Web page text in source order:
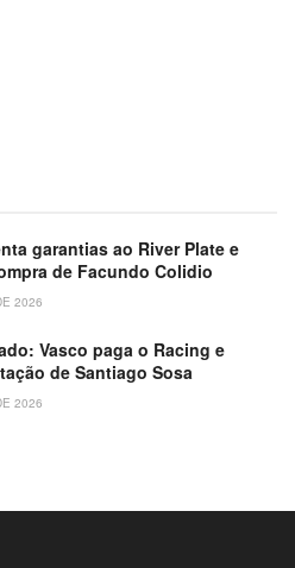
garantias ao River Plate e
de Facundo Colidio
2026
Vasco paga o Racing e
de Santiago Sosa
2026